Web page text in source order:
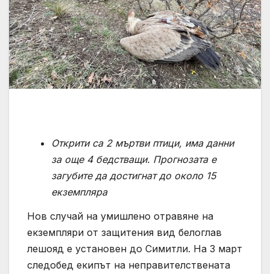
Открити са 2 мъртви птици, има данни
за още 4 бедстващи. Прогнозата е
загубите да достигнат до около 15
екземпляра
Нов случай на умишлено отравяне на
екземпляри от защитения вид белоглав
лешояд е установен до Симитли. На 3 март
следобед екипът на неправителствената